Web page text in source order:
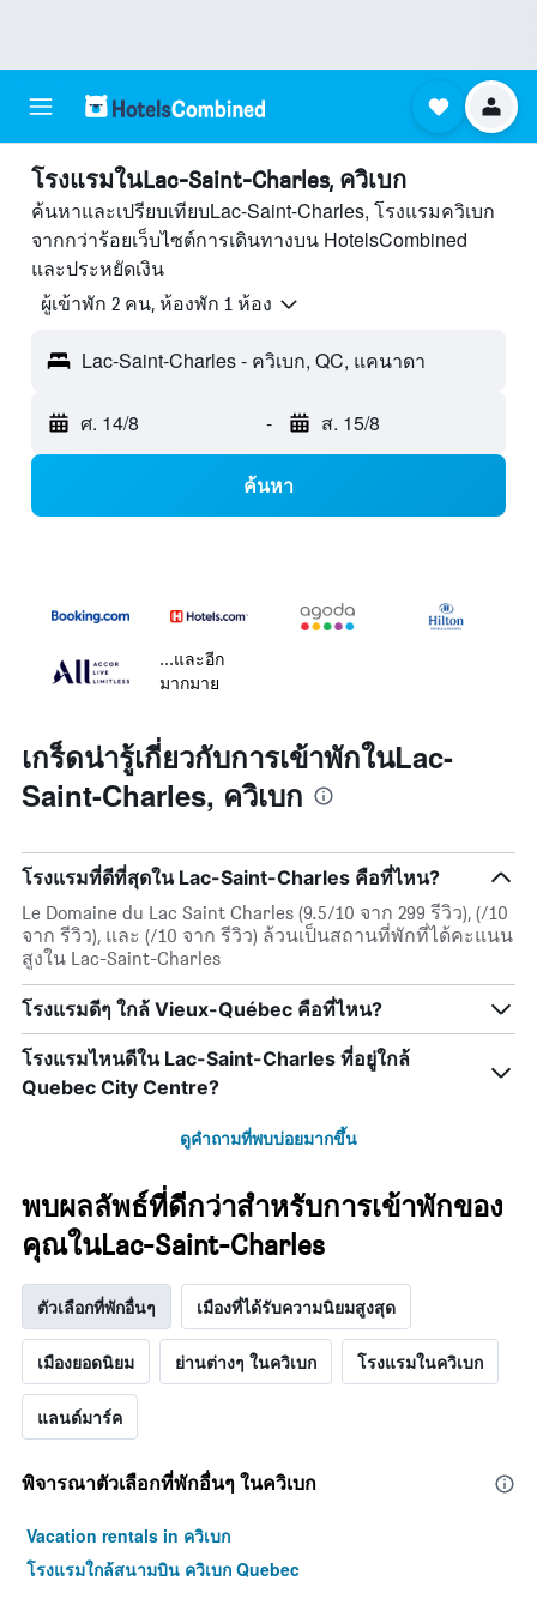
โรงแรมในLac-Saint-Charles, ควิเบก
ค้นหาและเปรียบเทียบLac-Saint-Charles, โรงแรมควิเบก
จากกว่าร้อยเว็บไซต์การเดินทางบน HotelsCombined
และประหยัดเงิน
ผู้เข้าพัก 2 คน, ห้องพัก 1 ห้อง
Lac-Saint-Charles - ควิเบก, QC, แคนาดา
ศ. 14/8 - ส. 15/8
ค้นหา
...และอีก
มากมาย
เกร็ดน่ารู้เกี่ยวกับการเข้าพักในLac-
Saint-Charles, ควิเบก
โรงแรมที่ดีที่สุดใน Lac-Saint-Charles คือที่ไหน?
Le Domaine du Lac Saint Charles (9.5/10 จาก 299 รีวิว), (/10
จาก รีวิว), และ (/10 จาก รีวิว) ล้วนเป็นสถานที่พักที่ได้คะแนน
สูงใน Lac-Saint-Charles
โรงแรมดีๆ ใกล้ Vieux-Québec คือที่ไหน?
โรงแรมไหนดีใน Lac-Saint-Charles ที่อยู่ใกล้
Quebec City Centre?
ดูคำถามที่พบบ่อยมากขึ้น
พบผลลัพธ์ที่ดีกว่าสำหรับการเข้าพักของ
คุณในLac-Saint-Charles
ตัวเลือกที่พักอื่นๆ เมืองที่ได้รับความนิยมสูงสุด
เมืองยอดนิยม ย่านต่างๆ ในควิเบก โรงแรมในควิเบก
แลนด์มาร์ค
พิจารณาตัวเลือกที่พักอื่นๆ ในควิเบก
Vacation rentals in ควิเบก
โรงแรมใกล้สนามบิน ควิเบก Quebec